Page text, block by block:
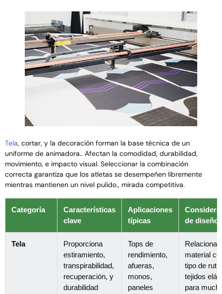
Tela, cortar, y la decoración forman la base técnica de un
uniforme de animadora.. Afectan la comodidad, durabilidad,
movimiento, e impacto visual. Seleccionar la combinación
correcta garantiza que los atletas se desempeñen libremente
mientras mantienen un nivel pulido., mirada competitiva.
Categoría
Características
clave
Aplicaciones
típicas
de diseño
Tela
Proporciona
estiramiento,
transpirabilidad,
recuperación, y
durabilidad
Tops de
rendimiento,
afueras,
monos,
paneles
Relacionar
material
tipo de
tejidos
para